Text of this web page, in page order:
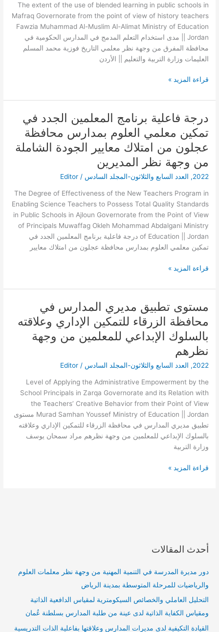
The extent of the use of blended learning in public schools in
Mafraq Governorate from the point of view of history teachers
Fawzia Muhammad Al-Muslim Al-Alimat Ministry of Education
|| Jordan مدى استخدام التعلم المدمج في المدارس الحكومية في
محافظة المفرق من وجهة نظر معلمي التاريخ فوزية محمد المسلم
العليمات وزارة التربية والتعليم || الأردن
الحكومية
في
محافظة
المفرق
من
وجهة
معلمي
قراءة المزيد »
درجة فاعلية برنامج المعلمين الجدد في
تمكين معلمي العلوم بمدارس محافظة
عجلون من امتلاك معايير الجودة الشاملة
من وجهة نظر المديرين
2022
, العدد السابع والثلاثون-المجلد السادس /
Editor
The Degree of Effectiveness of the New Teachers Program in
Enabling Science Teachers to Possess Total Quality Standards
in Public Schools in Ajloun Governorate from the Point of View
of Principals Muwaffag Okleh Mohammad Abdalgani Ministry
of Education || Jordan درجة فاعلية برنامج المعلمين الجدد في
تمكين معلمي العلوم بمدارس محافظة عجلون من امتلاك معايير
درجة
فاعلية
برنامج
المعلمين
في
تمكين
معلمي
العلوم
بمدارس
محافظة
عجلون
من
معايير
الشاملة
وجهة
نظر
المديرين
قراءة المزيد »
مستوى تطبيق مديري المدارس في
محافظة الزرقاء للتمكين الإداري وعلاقته
بالسلوك الإبداعي للمعلمين من وجهة
نظرهم
2022
, العدد السابع والثلاثون-المجلد السادس /
Editor
Level of Applying the Administrative Empowerment by the
School Principals in Zarqa Governorate and its Relation with
the Teachers’ Creative Behavior from their Point of View
Murad Samhan Youssef Ministry of Education || Jordan مستوى
تطبيق مديري المدارس في محافظة الزرقاء للتمكين الإداري وعلاقته
بالسلوك الإبداعي للمعلمين من وجهة نظرهم مراد سمحان يوسف
وزارة التربية
مستوى
تطبيق
مديري
المدارس
في
محافظة
الزرقاء
للتمكين
الإداري
وعلاقته
بالسلوك
الإبداعي
للمعلمين
من
نظرهم
قراءة المزيد »
أحدث المقالات
دور مديرة المدرسة في التنمية المهنية من وجهة نظر معلمات العلوم
والرياضيات للمرحلة المتوسطة بمدينة الرياض
التحليل العاملي والخصائص السيكومترية لمقياس الدافعية الذاتية
ومقياس الكفاية الذاتية لدى عينة من طلبة المدارس بسلطنة عُمان
القيادة التكيفية لدى مديرات المدارس وعلاقتها بفاعلية الذات التدريسية